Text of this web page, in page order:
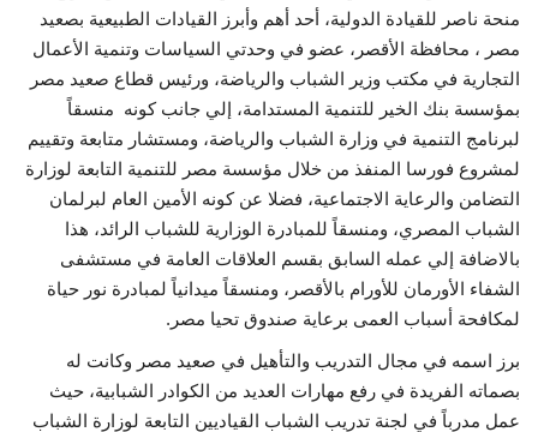
إرث جمال عبدالناصر
أخبار
شروط وأحكام منحة ناصر للقيادة الدولية
منحة ناصر للقيادة الدولية
مرجعياتنا
الرواد
منحة ناصر للقيادة الدولية، أحد أهم وأبرز القيادات الطبيعية بصعيد
مصر ، محافظة الأقصر، عضو في وحدتي السياسات وتنمية الأعمال
التجارية في مكتب وزير الشباب والرياضة، ورئيس قطاع صعيد مصر
بمؤسسة بنك الخير للتنمية المستدامة، إلي جانب كونه منسقاً
لبرنامج التنمية في وزارة الشباب والرياضة، ومستشار متابعة وتقييم
لمشروع فورسا المنفذ من خلال مؤسسة مصر للتنمية التابعة لوزارة
التضامن والرعاية الاجتماعية، فضلا عن كونه الأمين العام لبرلمان
الشباب المصري، ومنسقاً للمبادرة الوزارية للشباب الرائد، هذا
بالاضافة إلي عمله السابق بقسم العلاقات العامة في مستشفى
الشفاء الأورمان للأورام بالأقصر، ومنسقاً ميدانياً لمبادرة نور حياة
لمكافحة أسباب العمى برعاية صندوق تحيا مصر.
برز اسمه في مجال التدريب والتأهيل في صعيد مصر وكانت له
بصماته الفريدة في رفع مهارات العديد من الكوادر الشبابية، حيث
عمل مدرباً في لجنة تدريب الشباب القياديين التابعة لوزارة الشباب